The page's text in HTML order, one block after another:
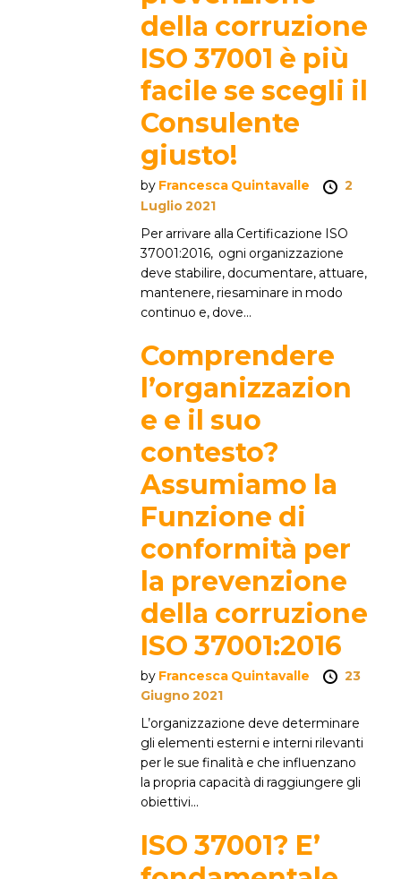
della corruzione
ISO 37001 è più
facile se scegli il
Consulente
giusto!
by Francesca Quintavalle
2
Luglio 2021
Per arrivare alla Certificazione ISO
37001:2016, ogni organizzazione
deve stabilire, documentare, attuare,
mantenere, riesaminare in modo
continuo e, dove...
Comprendere
l’organizzazion
e e il suo
contesto?
Assumiamo la
Funzione di
conformità per
la prevenzione
della corruzione
ISO 37001:2016
by Francesca Quintavalle
23
Giugno 2021
L’organizzazione deve determinare
gli elementi esterni e interni rilevanti
per le sue finalità e che influenzano
la propria capacità di raggiungere gli
obiettivi...
ISO 37001? E’